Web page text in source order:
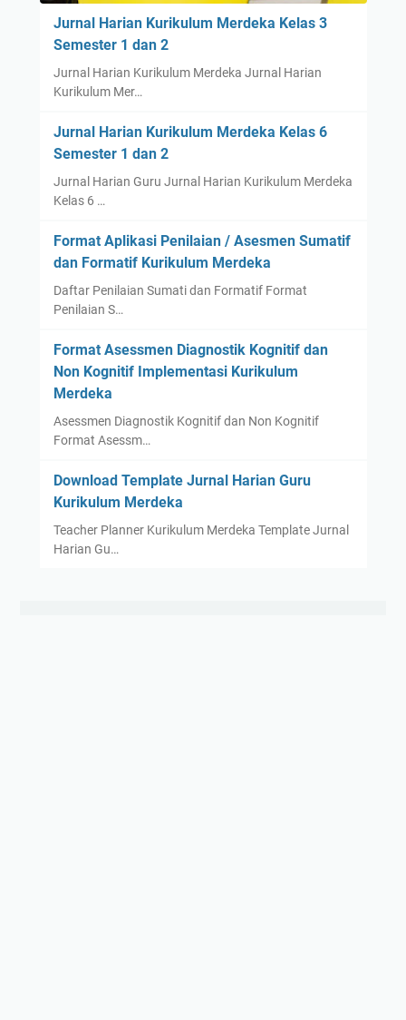
Jurnal Harian Kurikulum Merdeka Kelas 3
Semester 1 dan 2
Jurnal Harian Kurikulum Merdeka Jurnal Harian
Kurikulum Mer…
Jurnal Harian Kurikulum Merdeka Kelas 6
Semester 1 dan 2
Jurnal Harian Guru Jurnal Harian Kurikulum Merdeka
Kelas 6 …
Format Aplikasi Penilaian / Asesmen Sumatif
dan Formatif Kurikulum Merdeka
Daftar Penilaian Sumati dan Formatif Format
Penilaian S…
Format Asessmen Diagnostik Kognitif dan
Non Kognitif Implementasi Kurikulum
Merdeka
Asessmen Diagnostik Kognitif dan Non Kognitif
Format Asessm…
Download Template Jurnal Harian Guru
Kurikulum Merdeka
Teacher Planner Kurikulum Merdeka Template Jurnal
Harian Gu…